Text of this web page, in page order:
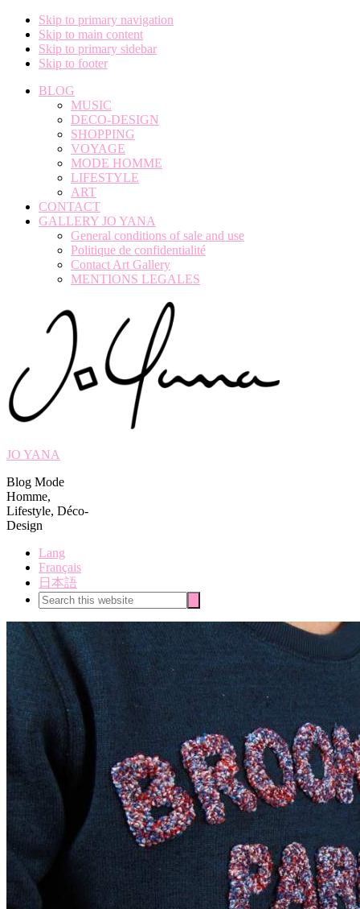
Skip to primary navigation
Skip to main content
Skip to primary sidebar
Skip to footer
BLOG
MUSIC
DECO-DESIGN
SHOPPING
VOYAGE
MODE HOMME
LIFESTYLE
ART
CONTACT
GALLERY JO YANA
General conditions of sale and use
Politique de confidentialité
Contact Art Gallery
MENTIONS LEGALES
JO YANA
Blog Mode
Homme,
Lifestyle, Déco-
Design
Lang
Français
日本語
Search
this
website